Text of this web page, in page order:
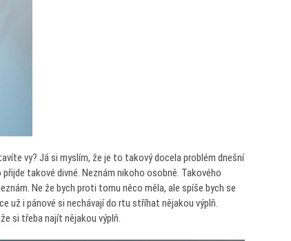
vy? Já si myslím, že je to takový docela problém dnešní
takové divné. Neznám nikoho osobně. Takového
Ne že bych proti tomu něco měla, ale spíše bych se
už i pánové si nechávají do rtu stříhat nějakou výplň.
si třeba najít nějakou výplň.